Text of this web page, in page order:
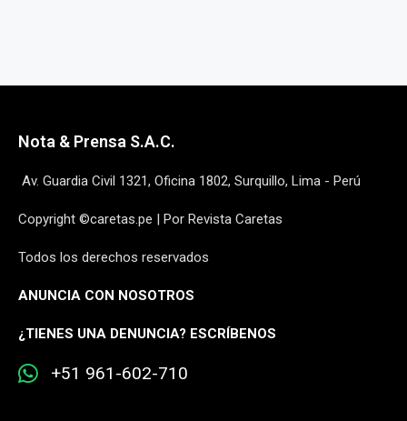
Nota & Prensa S.A.C.
Av. Guardia Civil 1321, Oficina 1802, Surquillo, Lima - Perú
Copyright ©caretas.pe | Por Revista Caretas
Todos los derechos reservados
ANUNCIA CON NOSOTROS
¿TIENES UNA DENUNCIA? ESCRÍBENOS
+51 961-602-710